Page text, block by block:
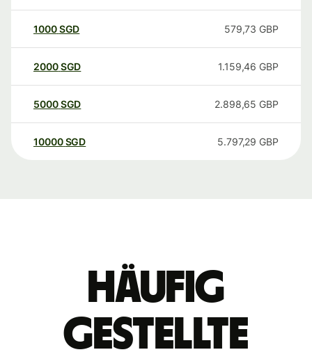
1000SGD 579,73 GBP
2000SGD 1.159,46 GBP
5000SGD 2.898,65 GBP
10000 SGD 5.797,29 GBP
Häufig
gestellte